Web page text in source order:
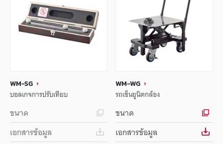
WM-SG
บอลเกจการปรับเทียบ
ขนาด
เอกสารข้อมูล
WM-WG
รถเข็นยูนิตกล้อง
ขนาด
เอกสารข้อมูล